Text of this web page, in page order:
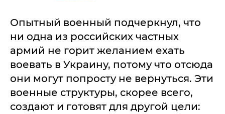
Опытный военный подчеркнул, что
ни одна из российских частных
армий не горит желанием ехать
воевать в Украину, потому что отсюда
они могут попросту не вернуться. Эти
военные структуры, скорее всего,
создают и готовят для другой цели: